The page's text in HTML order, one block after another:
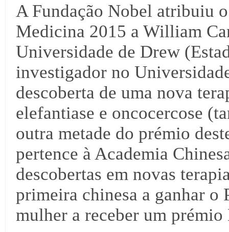
A Fundação Nobel atribuiu
Medicina 2015 a William
Universidade de Drew
investigador no
descoberta de uma nova
elefantiase e oncocercose
outra metade do prémio
pertence à Academia
descobertas em novas
primeira chinesa a ganhar o
mulher a receber um